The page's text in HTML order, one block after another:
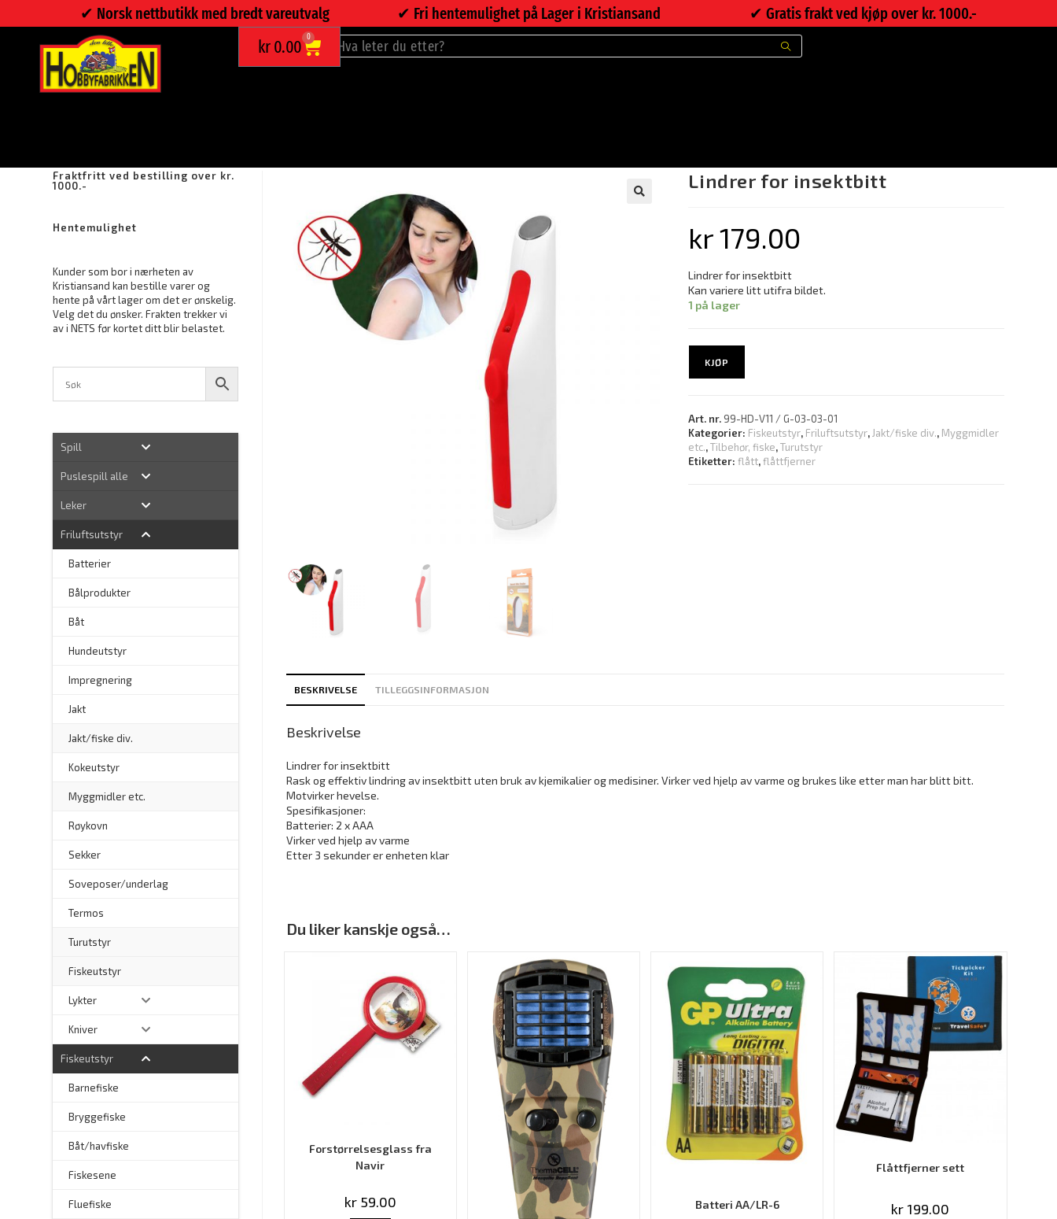
✔︎ Norsk nettbutikk med bredt vareutvalg ✔︎ Fri hentemulighet på Lager i Kristiansand ✔︎ Gratis frakt ved kjøp over kr. 1000.-
kr0.00 0
Lindrer for insektbitt
kr179.00
Lindrer for insektbitt
Kan variere litt utifra bildet.
1 på lager
KJØP
Art. nr. 99-HD-V11 / G-03-03-01
Kategorier: Fiskeutstyr, Friluftsutstyr, Jakt/fiske div., Myggmidler
etc.,Tilbehør, fiske,Turutstyr
Etiketter:flått,flåttfjerner
BESKRIVELSE TILLEGGSINFORMASJON
Beskrivelse
Lindrer for insektbitt
Rask og effektiv lindring av insektbitt uten bruk av kjemikalier og medisiner. Virker ved hjelp av varme og brukes like etter man har blitt bitt.
Motvirker hevelse.
Spesifikasjoner:
Batterier: 2 x AAA
Virker ved hjelp av varme
Etter 3 sekunder er enheten klar
Du liker kanskje også…
Forstørrelsesglass fra
Navir
kr59.00 Batteri AA/LR-6
Flåttfjerner sett
kr 199.00
Fraktfritt ved bestilling over kr.
1000.-
Hentemulighet
Kunder som bor i nærheten av
Kristiansand kan bestille varer og
hente på vårt lager om det er ønskelig.
Velg det du ønsker. Frakten trekker vi
av i NETS før kortet ditt blir belastet.
Spill
Puslespill alle
Leker
Friluftsutstyr
Batterier
Bålprodukter
Båt
Hundeutstyr
Impregnering
Jakt
Jakt/fiske div.
Kokeutstyr
Myggmidler etc.
Røykovn
Sekker
Soveposer/underlag
Termos
Turutstyr
Fiskeutstyr
Lykter
Kniver
Fiskeutstyr
Barnefiske
Bryggefiske
Båt/havfiske
Fiskesene
Fluefiske